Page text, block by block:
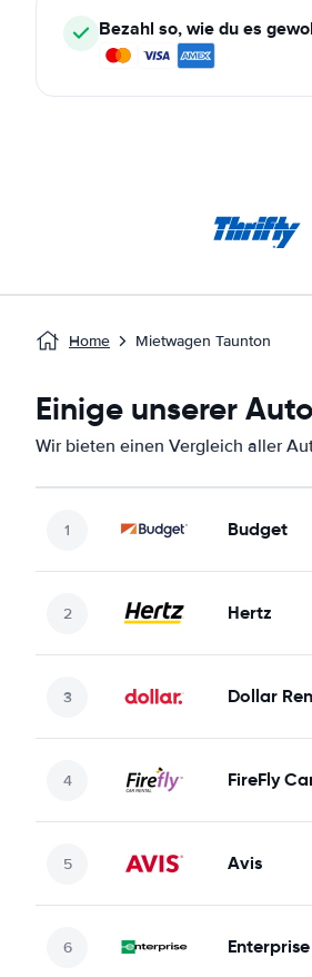
Bezahl so, wie du es
Home Mietwagen Taunton
Einige unserer
Wir bieten einen Vergleich aller
Budget
Hertz
Dollar
FireFly
Avis
Enterprise